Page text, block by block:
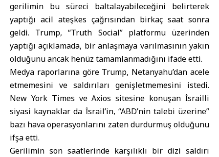
gerilimin bu süreci baltalayabileceğini belirterek
yaptığı acil ateşkes çağrısından birkaç saat sonra
geldi. Trump, “Truth Social” platformu üzerinden
yaptığı açıklamada, bir anlaşmaya varılmasının yakın
olduğunu ancak henüz tamamlanmadığını ifade etti.
Medya raporlarına göre Trump, Netanyahu’dan acele
etmemesini ve saldırıları genişletmemesini istedi.
New York Times ve Axios sitesine konuşan İsrailli
siyasi kaynaklar da İsrail’in, “ABD’nin talebi üzerine”
bazı hava operasyonlarını zaten durdurmuş olduğunu
ifşa etti.
Gerilimin son saatlerinde karşılıklı bir dizi saldırı